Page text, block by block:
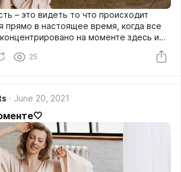
– это видеть то что происходит
прямо в настоящее время, когда все
на моменте здесь и
своем внутреннем состоянии и тем кто
25
June 20, 2021